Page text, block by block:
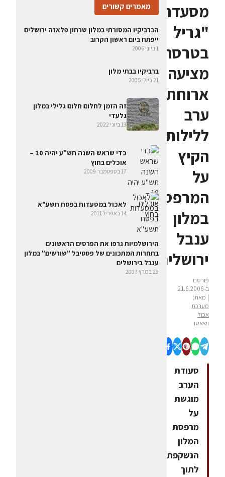
מסעדת
"גריל
בטרסה"
מציעה
ארוחת
ערב
ללילות
הקיץ
על
המרפסת
במלון
ענבל
ירושלים
פורסם
ב-21.6.2006
| מאת:
מערכת
אכול
ושאטו
סעודת
הערב
מוגשת
על
מרפסת
המלון
הנשקפת
לתוך
מאמרים קשורים
הברביקיו המסורתי במלון שרתון פלאזה ירושלים
ייפתח ביום ראשון הקרוב
1 ביוני 2006
ברביקיו בבתי מלון
21 ביולי 2005
זה הזמן לחלום חלום גלילי במלון
גלעדי
13 ביוני 2022
כדי שראש השנה תש"ע יהיה 10 –
אוכלים בחוץ
17 בספטמבר 2009
לאכול במסעדות בפסח תשע"א
14 באפריל 2011
הירושלמיות גרפו את הפרסים הראשונים
בתחרות המתכונים של פסטיבל "שורשים" במלון
ענבל בירושלים
29 במרץ 2007